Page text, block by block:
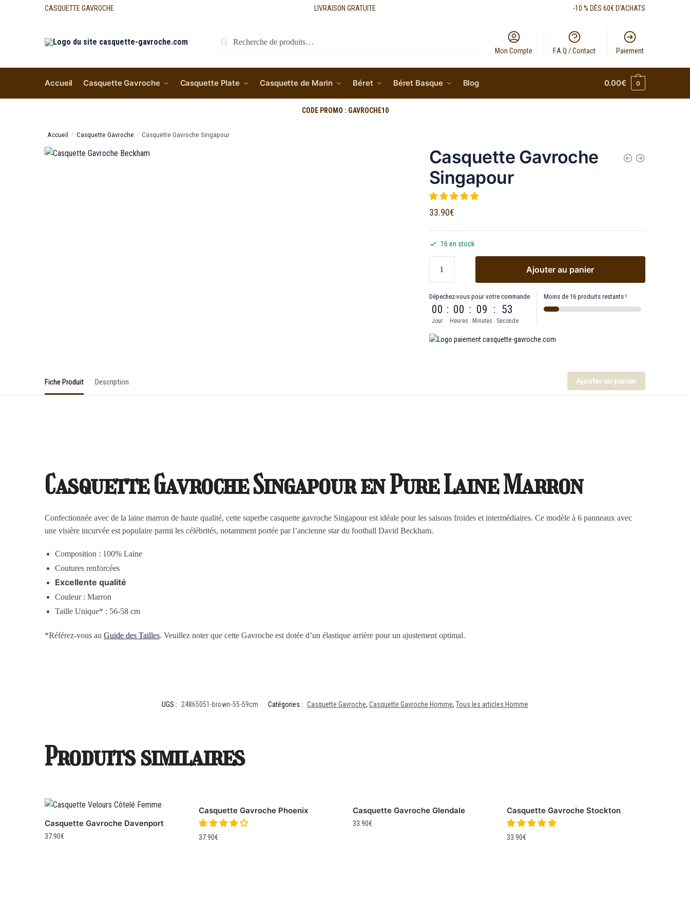
CASQUETTE GAVROCHE LIVRAISON GRATUITE -10 % DÈS 60€ D’ACHATS
Recherche
Mon Compte F.A.Q / Contact Paiement
Accueil Casquette Gavroche Casquette Plate Casquette de Marin Béret Béret Basque Blog 0.00€ 0
CODE PROMO : GAVROCHE10
Accueil / Casquette Gavroche / Casquette Gavroche Singapour
Casquette Gavroche
Singapour
33.90€
16 en stock
Ajouter au panier
Dépechez-vous pour votre commande
00
Jour
: 00
Heures
: 09
Minutes
: 53
Seconde
Moins de 16 produits restants !
Fiche Produit Description Ajouter au panier
Casquette Gavroche Singapour en Pure Laine Marron
Confectionnée avec de la laine marron de haute qualité, cette superbe casquette gavroche Singapour est idéale pour les saisons froides et intermédiaires. Ce modèle à 6 panneaux avec
une visière incurvée est populaire parmi les célébrités, notamment portée par l’ancienne star du football David Beckham.
Composition : 100% Laine
Coutures renforcées
Excellente qualité
Couleur : Marron
Taille Unique* : 56-58 cm
*Référez-vous au Guide des Tailles. Veuillez noter que cette Gavroche est dotée d’un élastique arrière pour un ajustement optimal.
UGS : 24865051-brown-55-59cm Catégories : Casquette Gavroche, Casquette Gavroche Homme, Tous les articles Homme
Produits similaires
Casquette Gavroche Davenport
37.90€
Casquette Gavroche Phoenix
37.90€
Casquette Gavroche Glendale
33.90€
Casquette Gavroche Stockton
33.90€